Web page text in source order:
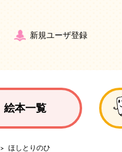
新規ユーザ登録
絵本一覧
ほしとりのひ